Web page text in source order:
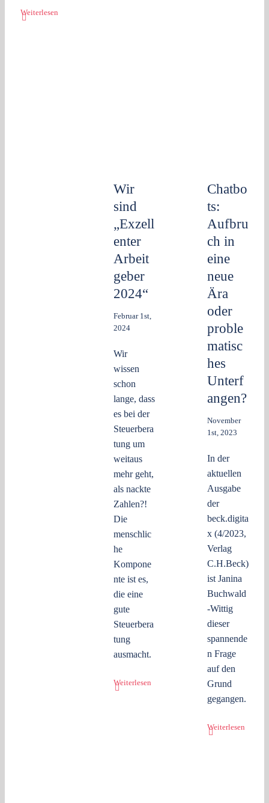
Weiterlesen
Wir
sind
„Exzell
enter
Arbeit
geber
2024“
Februar 1st,
2024
Wir
wissen
schon
lange, dass
es bei der
Steuerbera
tung um
weitaus
mehr geht,
als nackte
Zahlen?!
Die
menschlic
he
Kompone
nte ist es,
die eine
gute
Steuerbera
tung
ausmacht.
Weiterlesen
Chatbo
ts:
Aufbru
ch in
eine
neue
Ära
oder
proble
matisc
hes
Unterf
angen?
November
1st, 2023
In der
aktuellen
Ausgabe
der
beck.digita
x (4/2023,
Verlag
C.H.Beck)
ist Janina
Buchwald
-Wittig
dieser
spannende
n Frage
auf den
Grund
gegangen.
Weiterlesen